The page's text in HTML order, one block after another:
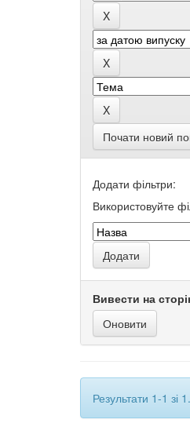
Почати новий
Додати фільтри:
Використовуйте
Вивести на
Результати 1-1 зі 1.